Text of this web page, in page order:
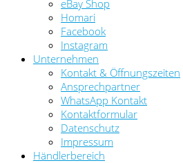
eBay Shop
Homari
Facebook
Instagram
Unternehmen
Kontakt & Öffnungszeiten
Ansprechpartner
WhatsApp Kontakt
Kontaktformular
Datenschutz
Impressum
Händlerbereich